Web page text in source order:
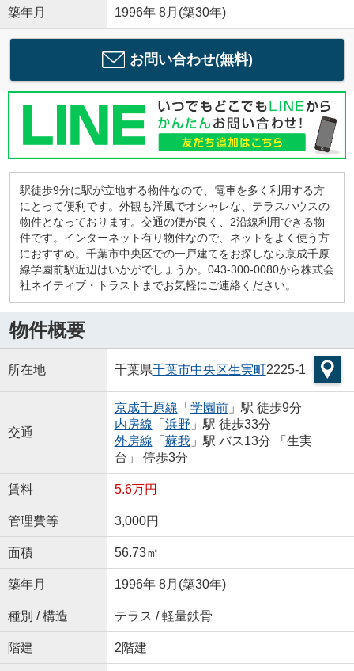
築年月 1996年 8月(築30年)
お問い合わせ(無料)
駅徒歩9分に駅が立地する物件なので、電車を多く利用する方
にとって便利です。外観も洋風でオシャレな、テラスハウスの
物件となっております。交通の便が良く、2沿線利用できる物
件です。インターネット有り物件なので、ネットをよく使う方
におすすめ。千葉市中央区での一戸建てをお探しなら京成千原
線学園前駅近辺はいかがでしょうか。043-300-0080から株式会
社ネイティブ・トラストまでお気軽にご連絡ください。
物件概要
所在地 千葉県千葉市中央区生実町2225-1
交通
京成千原線 「 学園前」駅 徒歩9分
内房線 「 浜野 」駅 徒歩33分
外房線 「 蘇我」駅 バス13分 「生実
台」 停歩3分
賃料 5.6万円
管理費等 3,000円
面積 56.73㎡
築年月 1996年 8月(築30年)
種別 / 構造 テラス / 軽量鉄骨
階建 2階建